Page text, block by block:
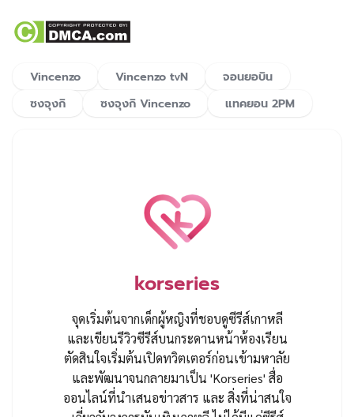
Vincenzo Vincenzo tvN
จอนยอบิน
ซงจุงกิ
ซงจุงกิ Vincenzo แทคยอน 2PM
korseries
จุดเริ่มต้นจากเด็กผู้หญิงที่ชอบดูซีรีส์เกาหลี
และเขียนรีวิวซีรีส์บนกระดานหน้าห้องเรียน
ตัดสินใจเริ่มต้นเปิดทวิตเตอร์ก่อนเข้ามหาลัย
และพัฒนาจนกลายมาเป็น 'Korseries' สื่อ
ออนไลน์ที่นำเสนอข่าวสาร และ สิ่งที่น่าสนใจ